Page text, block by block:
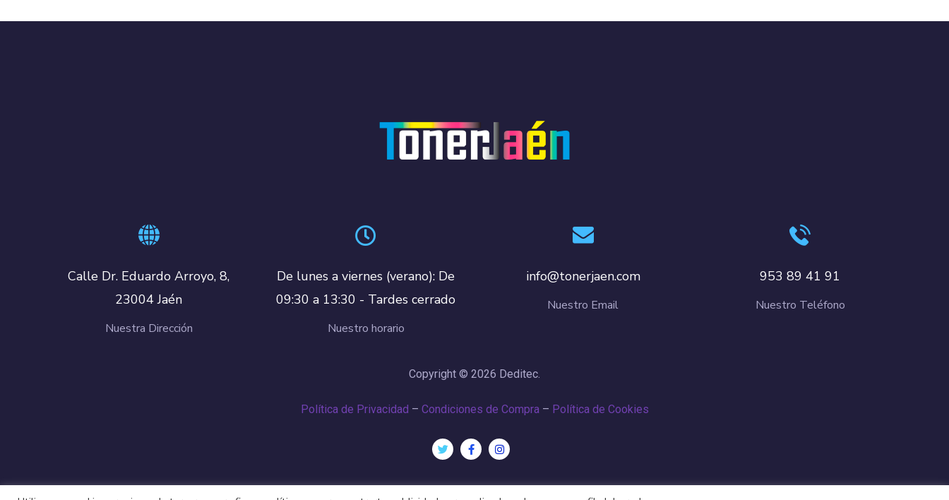
Calle Dr. Eduardo Arroyo, 8,
23004 Jaén
Nuestra Dirección
De lunes a viernes (verano): De
09:30 a 13:30 - Tardes cerrado
Nuestro horario
info@tonerjaen.com
Nuestro Email
953 89 41 91
Nuestro Teléfono
Copyright © 2026 Deditec.
Política de Privacidad – Condiciones de Compra– Política de Cookies